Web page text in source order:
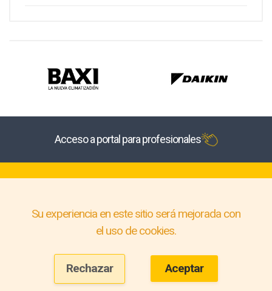
Acceso a portal para profesionales
Su experiencia en este sitio será mejorada con
el uso de cookies.
Rechazar Aceptar